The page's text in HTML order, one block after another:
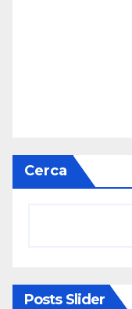
Cerca
Posts Slider